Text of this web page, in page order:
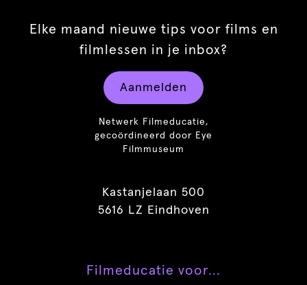
Elke maand nieuwe tips voor films en
filmlessen in je inbox?
Aanmelden
Netwerk Filmeducatie,
gecoördineerd door Eye
Filmmuseum
Kastanjelaan 500
5616 LZ Eindhoven
Filmeducatie voor...